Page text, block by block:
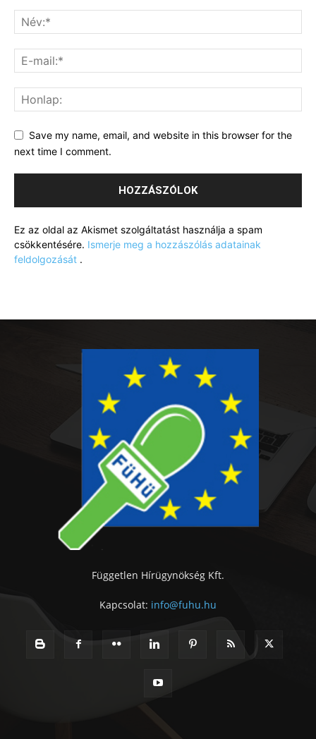
Save my name, email, and website in this browser for the
next time I comment.
Ez az oldal az Akismet szolgáltatást használja a spam
csökkentésére. Ismerje meg a hozzászólás adatainak
feldolgozását .
Független Hírügynökség Kft.
Kapcsolat: info@fuhu.hu